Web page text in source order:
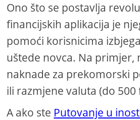
Ono što se postavlja
financijskih aplikacija je
pomoći korisnicima
uštede novca. Na primjer,
naknade za prekomorski
ili razmjene valuta (do
A ako ste Putovanje u